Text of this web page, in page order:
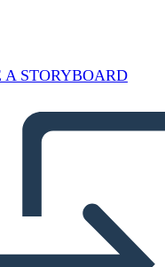
A STORYBOARD